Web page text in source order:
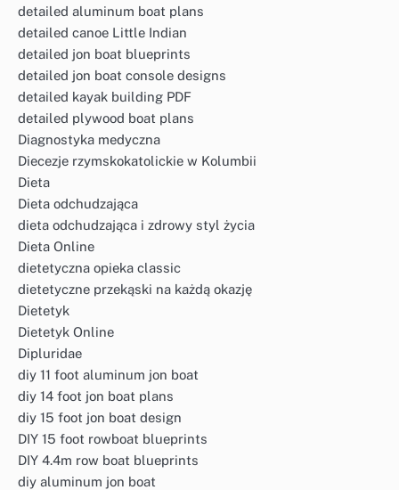
detailed aluminum boat plans
detailed canoe Little Indian
detailed jon boat blueprints
detailed jon boat console designs
detailed kayak building PDF
detailed plywood boat plans
Diagnostyka medyczna
Diecezje rzymskokatolickie w Kolumbii
Dieta
Dieta odchudzająca
dieta odchudzająca i zdrowy styl życia
Dieta Online
dietetyczna opieka classic
dietetyczne przekąski na każdą okazję
Dietetyk
Dietetyk Online
Dipluridae
diy 11 foot aluminum jon boat
diy 14 foot jon boat plans
diy 15 foot jon boat design
DIY 15 foot rowboat blueprints
DIY 4.4m row boat blueprints
diy aluminum jon boat